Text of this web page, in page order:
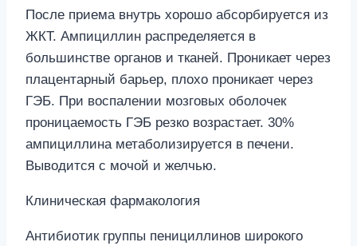
После приема внутрь хорошо абсорбируется из
ЖКТ. Ампициллин распределяется в
большинстве органов и тканей. Проникает через
плацентарный барьер, плохо проникает через
ГЭБ. При воспалении мозговых оболочек
проницаемость ГЭБ резко возрастает. 30%
ампициллина метаболизируется в печени.
Выводится с мочой и желчью.
Клиническая фармакология
Антибиотик группы пенициллинов широкого